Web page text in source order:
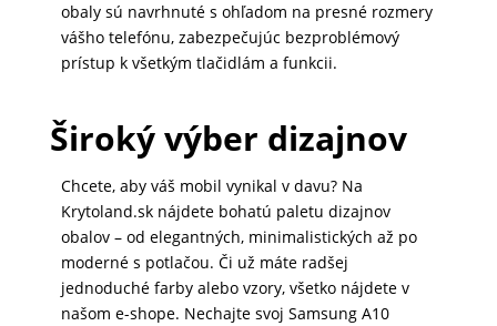
POPSOCKETY
HODINKY
obaly sú navrhnuté s ohľadom na presné rozmery
vášho telefónu, zabezpečujúc bezproblémový
prístup k všetkým tlačidlám a funkcii.
Široký výber dizajnov
Chcete, aby váš mobil vynikal v davu? Na
Krytoland.sk nájdete bohatú paletu dizajnov
obalov – od elegantných, minimalistických až po
moderné s potlačou. Či už máte radšej
jednoduché farby alebo vzory, všetko nájdete v
našom e-shope. Nechajte svoj Samsung A10